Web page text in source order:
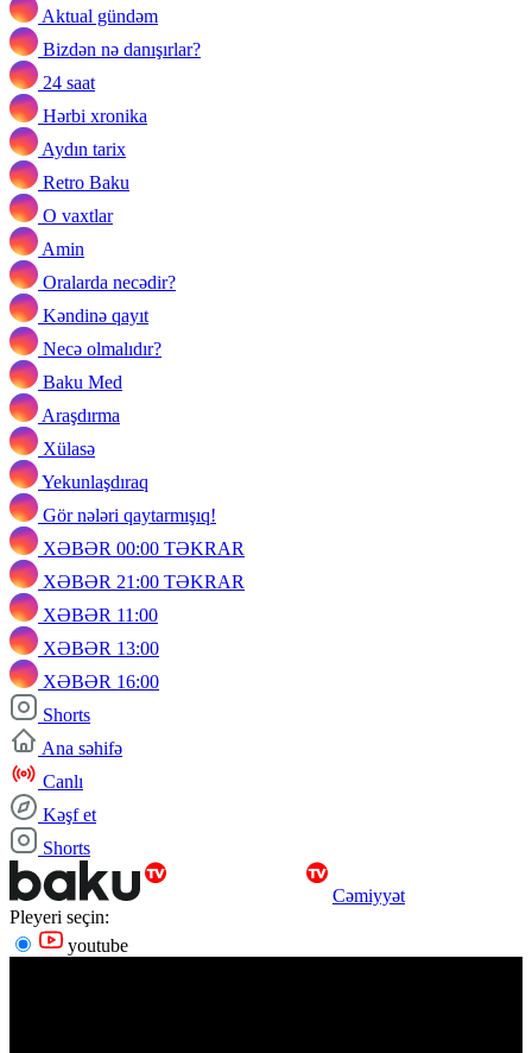
Aktual gündəm
Bizdən nə danışırlar?
24 saat
Hərbi xronika
Aydın tarix
Retro Baku
O vaxtlar
Amin
Oralarda necədir?
Kəndinə qayıt
Necə olmalıdır?
Baku Med
Araşdırma
Xülasə
Yekunlaşdıraq
Gör nələri qaytarmışıq!
XƏBƏR 00:00 TƏKRAR
XƏBƏR 21:00 TƏKRAR
XƏBƏR 11:00
XƏBƏR 13:00
XƏBƏR 16:00
Shorts
Ana səhifə
Canlı
Kəşf et
Shorts
Cəmiyyət
Pleyeri seçin:
youtube